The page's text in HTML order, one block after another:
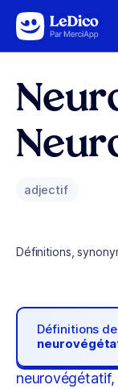
Aller au contenu
adjectif
Définitions,
Définitions de